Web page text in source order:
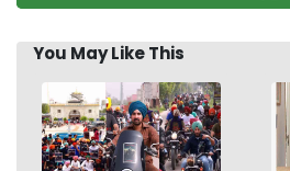
You May Like This